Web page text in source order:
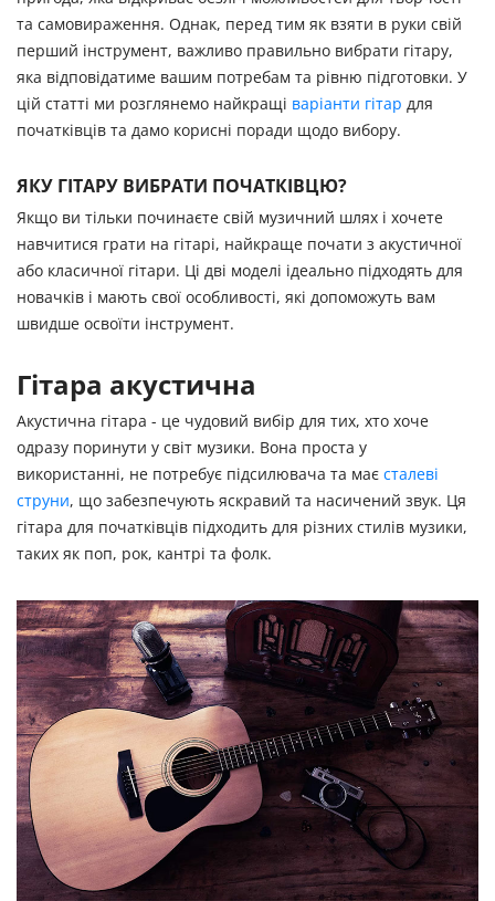
та самовираження. Однак, перед тим як взяти в руки свій
перший інструмент, важливо правильно вибрати гітару,
яка відповідатиме вашим потребам та рівню підготовки. У
цій статті ми розглянемо найкращі варіанти гітар для
початківців та дамо корисні поради щодо вибору.
ЯКУ ГІТАРУ ВИБРАТИ ПОЧАТКІВЦЮ?
Якщо ви тільки починаєте свій музичний шлях і хочете
навчитися грати на гітарі, найкраще почати з акустичної
або класичної гітари. Ці дві моделі ідеально підходять для
новачків і мають свої особливості, які допоможуть вам
швидше освоїти інструмент.
Гітара акустична
Акустична гітара - це чудовий вибір для тих, хто хоче
одразу поринути у світ музики. Вона проста у
використанні, не потребує підсилювача та має сталеві
струни, що забезпечують яскравий та насичений звук. Ця
гітара для початківців підходить для різних стилів музики,
таких як поп, рок, кантрі та фолк.